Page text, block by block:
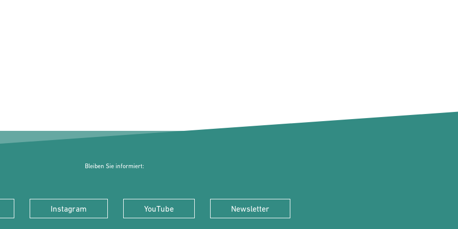
Bleiben Sie informiert:
Instagram YouTube Newsletter